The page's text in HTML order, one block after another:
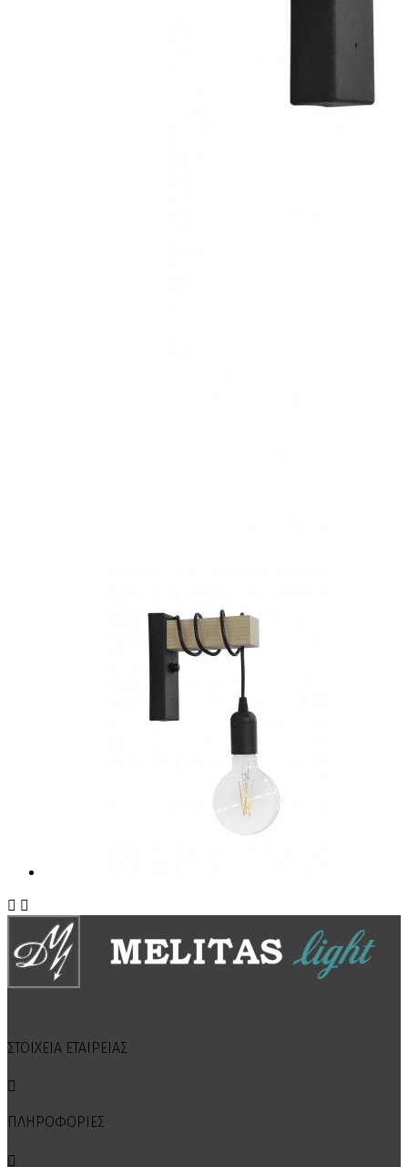
 
ΣΤΟΙΧΕΙΑ ΕΤΑΙΡΕΙΑΣ

ΠΛΗΡΟΦΟΡΙΕΣ
